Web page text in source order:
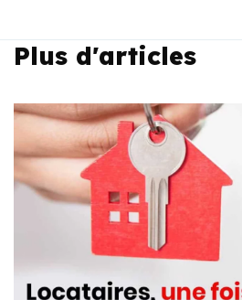
Plus d'articles